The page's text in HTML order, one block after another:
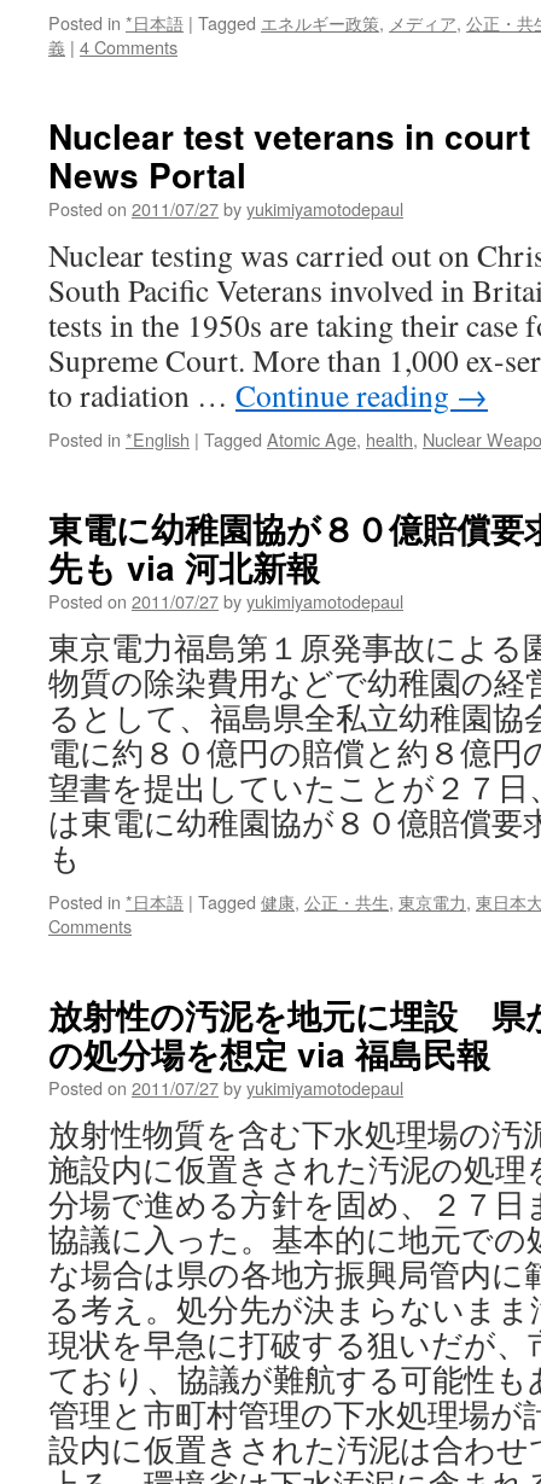
Posted in *日本語 | Tagged エネルギー政策, メディア, 公正・共
義 | 4 Comments
Nuclear test veterans in
News Portal
Posted on 2011/07/27byyukimiyamotodepaul
Nuclear testing wаѕ carried out οn
South Pacific Veterans involved іn
tests іn thе 1950s аrе taking thеіr
Supreme Court. More thаn 1,000 ex-
tο radiation … Continue reading →
Posted in *English | Tagged Atomic Age, health, Nuclear
東電に幼稚園協が８０億賠償
先も via 河北新報
Posted on 2011/07/27byyukimiyamotodepaul
東京電力福島第１原発事故による
物質の除染費用などで幼稚園の経
るとして、福島県全私立幼稚園協
電に約８０億円の賠償と約８億円
望書を提出していたことが２７
は東電に幼稚園協が８０億賠償
も
Posted in *日本語 | Tagged 健康, 公正・共生, 東京電力, 東日本
Comments
放射性の汚泥を地元に埋設 県
の処分場を想定 via 福島民報
Posted on 2011/07/27byyukimiyamotodepaul
放射性物質を含む下水処理場の汚
施設内に仮置きされた汚泥の処理
分場で進める方針を固め、２７日
協議に入った。基本的に地元での
な場合は県の各地方振興局管内に
る考え。処分先が決まらないま
現状を早急に打破する狙いだが、
ており、協議が難航する可能性も
管理と市町村管理の下水処理場が
設内に仮置きされた汚泥は合わ